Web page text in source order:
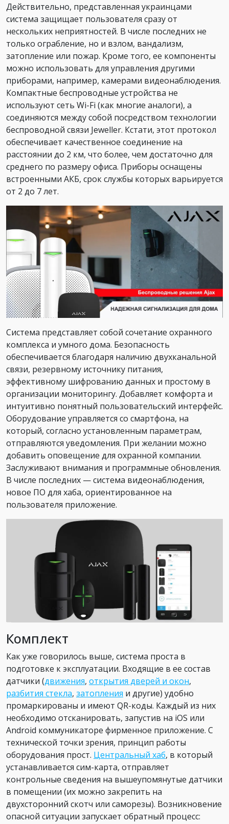
Действительно, представленная украинцами
система защищает пользователя сразу от
нескольких неприятностей. В числе последних не
только ограбление, но и взлом, вандализм,
затопление или пожар. Кроме того, ее компоненты
можно использовать для управления другими
приборами, например, камерами видеонаблюдения.
Компактные беспроводные устройства не
используют сеть Wi-Fi (как многие аналоги), а
соединяются между собой посредством технологии
беспроводной связи Jeweller. Кстати, этот протокол
обеспечивает качественное соединение на
расстоянии до 2 км, что более, чем достаточно для
среднего по размеру офиса. Приборы оснащены
встроенными АКБ, срок службы которых варьируется
от 2 до 7 лет.
Система представляет собой сочетание охранного
комплекса и умного дома. Безопасность
обеспечивается благодаря наличию двухканальной
связи, резервному источнику питания,
эффективному шифрованию данных и простому в
организации мониторингу. Добавляет комфорта и
интуитивно понятный пользовательский интерфейс.
Оборудование управляется со смартфона, на
который, согласно установленным параметрам,
отправляются уведомления. При желании можно
добавить оповещение для охранной компании.
Заслуживают внимания и программные обновления.
В числе последних — система видеонаблюдения,
новое ПО для хаба, ориентированное на
пользователя приложение.
Комплект
Как уже говорилось выше, система проста в
подготовке к эксплуатации. Входящие в ее состав
датчики (движения, открытия дверей и окон,
разбития стекла, затопления и другие) удобно
промаркированы и имеют QR-коды. Каждый из них
необходимо отсканировать, запустив на iOS или
Android коммуникаторе фирменное приложение. С
технической точки зрения, принцип работы
оборудования прост. Центральный хаб, в который
устанавливается сим-карта, отправляет
контрольные сведения на вышеупомянутые датчики
в помещении (их можно закрепить на
двухсторонний скотч или саморезы). Возникновение
опасной ситуации запускает обратный процесс: